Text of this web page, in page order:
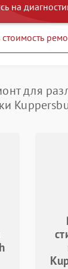
на
стоимость
для